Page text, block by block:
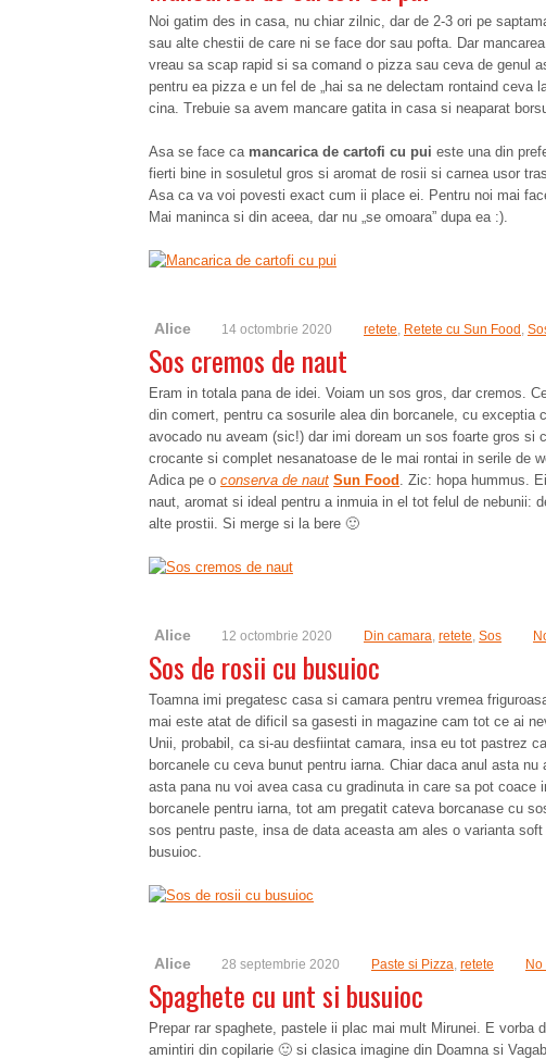
Noi gatim des in casa, nu chiar zilnic, dar de 2-3 ori pe
sau alte chestii de care ni se face dor sau pofta. Dar
vreau sa scap rapid si sa comand o pizza sau ceva de genul
pentru ea pizza e un fel de „hai sa ne delectam rontaind ceva
cina. Trebuie sa avem mancare gatita in casa si neaparat
Asa se face ca mancarica de cartofi cu pui este una din
fierti bine in sosuletul gros si aromat de rosii si carnea usor
Asa ca va voi povesti exact cum ii place ei. Pentru noi mai
Mai maninca si din aceea, dar nu „se omoara” dupa ea :).
Alice 14 octombrie 2020 retete Retete cu Sun Food
Sos cremos de naut
Eram in totala pana de idei. Voiam un sos gros, dar cremos.
din comert, pentru ca sosurile alea din borcanele, cu
avocado nu aveam (sic!) dar imi doream un sos foarte gros
crocante si complet nesanatoase de le mai rontai in serile de
Adica pe o conserva de naut Sun Food
. Zic: hopa hummus.
naut, aromat si ideal pentru a inmuia in el tot felul de nebunii:
alte prostii. Si merge si la bere 🙂
Alice 12 octombrie 2020 Din camara retete Sos
Sos de rosii cu busuioc
Toamna imi pregatesc casa si camara pentru vremea
mai este atat de dificil sa gasesti in magazine cam tot ce ai
Unii, probabil, ca si-au desfiintat camara, insa eu tot pastrez
borcanele cu ceva bunut pentru iarna. Chiar daca anul asta
asta pana nu voi avea casa cu gradinuta in care sa pot
borcanele pentru iarna, tot am pregatit cateva borcanase cu
sos pentru paste, insa de data aceasta am ales o varianta
busuioc.
Alice 28 septembrie 2020 Paste si Pizza retete No
Spaghete cu unt si busuioc
Prepar rar spaghete, pastele ii plac mai mult Mirunei. E vorba
amintiri din copilarie 🙂 si clasica imagine din Doamna si